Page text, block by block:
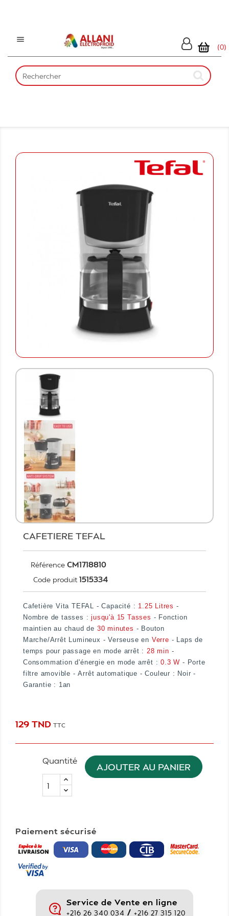

(0)
CAFETIERE TEFAL
Référence CM1718810
Code produit 1515334
Cafetière Vita TEFAL - Capacité : 1.25 Litres -
Nombre de tasses :jusqu'à 15 Tasses - Fonction
maintien au chaud de 30 minutes - Bouton
Marche/Arrêt Lumineux - Verseuse en Verre - Laps de
temps pour passage en mode arrêt :28 min -
Consommation d'énergie en mode arrêt :0.3 W - Porte
filtre amovible -Arrêt automatique - Couleur : Noir -
Garantie : 1an
129 TND TTC
Quantité
AJOUTER AU PANIER
Paiement sécurisé
Service de Vente en ligne
+216 26 340 034 / +216 27 315 120